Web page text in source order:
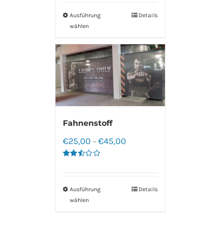
von 5Ausführung
wählen
Details
Fahnenstoff
von 5
€25,00 – €45,00
Ausführung
wählen
Details